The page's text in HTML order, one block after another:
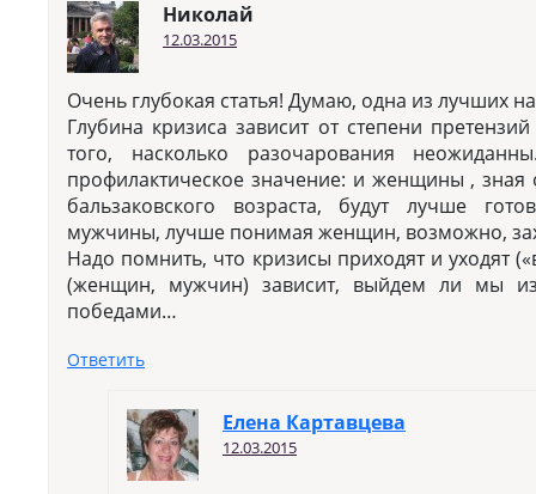
Николай
12.03.2015
Очень глубокая статья! Думаю, одна из лучших
Глубина кризиса зависит от степени
того, насколько разочарования
профилактическое значение: и женщины , зная
бальзаковского возраста, будут лучше
мужчины, лучше понимая женщин, возможно,
Надо помнить, что кризисы приходят и уходят
(женщин, мужчин) зависит, выйдем ли мы
победами…
Ответить
Елена Картавцева
12.03.2015